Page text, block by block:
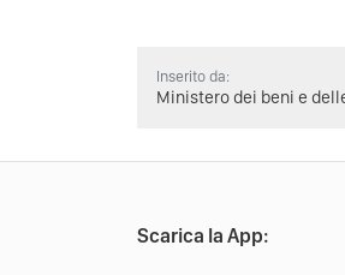
Inserito da:
Ministero dei beni e
Scarica la App: